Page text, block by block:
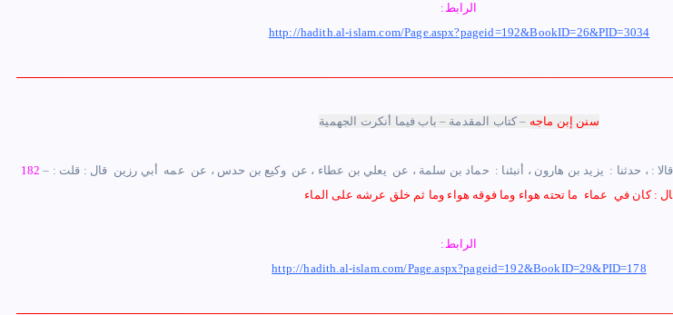
الرابط:
http://hadith.al-islam.com/Page.aspx?pageid=192&BookID=26&PID=3034
سنن إبن ماجه – كتاب المقدمة – باب فيما أنكرت الجهمية
182
: ، حدثنا : ‏ ‏يزيد بن هارون ‏، أنبئنا : ‏ ‏حماد بن سلمة ‏، عن ‏ ‏يعلي بن عطاء ‏، عن ‏ ‏وكيع بن حدس ‏، عن ‏ ‏عمه ‏ ‏أبي رزين ‏ ‏قال :‏ ‏قلت :
الرابط:
http://hadith.al-islam.com/Page.aspx?pageid=192&BookID=29&PID=178